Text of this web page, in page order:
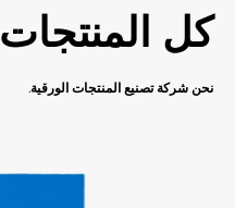
كل المنتجات
نحن شركة تصنيع المنتجات الورقية.